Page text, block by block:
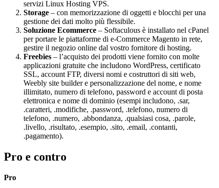
servizi Linux Hosting VPS.
Storage – con memorizzazione di oggetti e blocchi per una
gestione dei dati molto più flessibile.
Soluzione Ecommerce – Softaculous è installato nel cPanel
per portare le piattaforme di e-Commerce Magento in rete,
gestire il negozio online dal vostro fornitore di hosting.
Freebies – l’acquisto dei prodotti viene fornito con molte
applicazioni gratuite che includono WordPress, certificato
SSL, account FTP, diversi nomi e costruttori di siti web,
Weebly site builder e personalizzazione del nome, e nome
illimitato, numero di telefono, password e account di posta
elettronica e nome di dominio (esempi includono, .sar,
.caratteri, .modifiche, .password, .telefono, numero di
telefono, .numero, .abbondanza, .qualsiasi cosa, .parole,
.livello, .risultato, .esempio, .sito, .email, .contanti,
.pagamento).
Pro e contro
Pro